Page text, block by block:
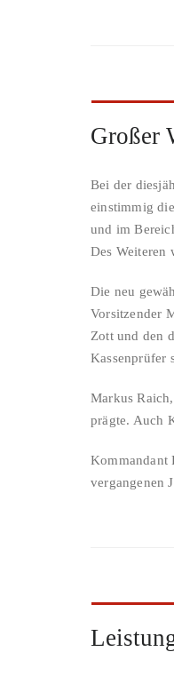
Großer
Bei der
einstimmig
und im
Des Weiteren
Die neu
Vorsitzender
Zott und den
Kassenprüfer
Markus
prägte. Auch
Kommandant
vergangenen